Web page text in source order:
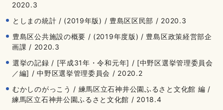
2020.3
としまの統計 / (2019年版) / 豊島区区民部 / 2020.3
豊島区公共施設の概要 / (2019年度版) / 豊島区政策経営部企
画課 / 2020.3
選挙の記録 / [平成31年・令和元年] / [中野区選挙管理委員会
／編] / 中野区選挙管理委員会 / 2020.2
むかしのがっこう / 練馬区立石神井公園ふるさと文化館 編 /
練馬区立石神井公園ふるさと文化館 / 2018.4